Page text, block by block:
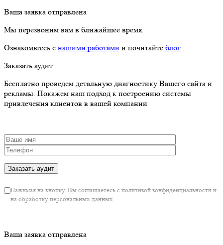
Ваша заявка отправлена
Мы перезвоним вам в ближайшее время.
Ознакомьтесь с нашими работами и почитайте блог
Заказать аудит
Бесплатно проведем детальную диагностику Вашего сайта и
рекламы. Покажем наш подход к построению системы
привлечения клиентов в вашей компании
Нажимая на кнопку, Вы соглашаетесь с политикой конфиденциальности и
на обработку персональных данных
Ваша заявка отправлена